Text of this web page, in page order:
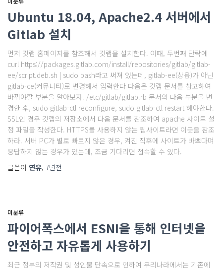
Ubuntu 18.04, Apache2.4 서버에서
Gitlab 설치
먼저 깃랩 홈페이지를 참조해서 깃랩을 설치한다. 이때, 두번째 단락에
curl https://packages.gitlab.com/install/repositories/gitlab/gitlab-
ee/script.deb.sh | sudo bash라고 써져 있는데, gitlab-ee(상용)가 아닌
gitlab-ce(커뮤니티)로 변경해서 입력한다 다음은 깃랩 문서를 참고하여
바꿔야할 부분을 알아보자. /etc/gitlab/gitlab.rb 문서의 다음 부분을 변
경한 후, sudo gitlab-ctl reconfigure, sudo gitlab-ctl restart 해야한다.
SSL인 경우 깃랩의 저장소에서 다음 문서를 참조하여 apache 사이트 설
정 파일을 작성한다. HTTPS를 사용하지 않는 웹사이트라면 이곳을 참조
하라. 서버 PC가 별로 빠르지 않은 경우, 켜진 직후에 사이트가 바쁘다며
응답하지 않는 경우가 있는데, 조금 기다리면 접속할 수 있다.
글쓴이 연유, 7년전
미분류
파이어폭스에서 ESNI을 통해 인터넷을
안전하고 자유롭게 사용하기
최근 정부의 저작권 및 성인물 단속으로 인하여 우리나라에서는 기존에